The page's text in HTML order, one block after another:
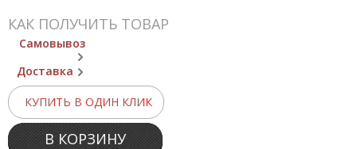
КАК ПОЛУЧИТЬ ТОВАР
Самовывоз
Доставка
КУПИТЬ В ОДИН КЛИК
В КОРЗИНУ